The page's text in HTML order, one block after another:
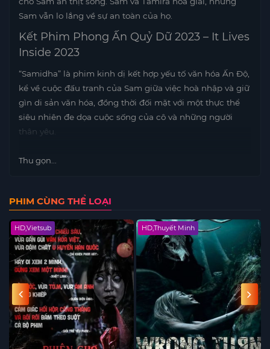
Sam vẫn lo lắng về sự an toàn của họ.
Kết Phim Phong Ấn Quỷ Dữ 2023 – It Lives
Inside 2023
“Samidha” là phim kinh dị kết hợp yếu tố văn hóa Ấn Độ,
kể về cuộc đấu tranh của Sam giữa việc hoà nhập và giữ
gìn di sản văn hóa, đồng thời đối mặt với một thực thể
siêu nhiên đe dọa cuộc sống của cô và những người
thân yêu.
Thu gọn...
PHIM CÙNG THỂ LOẠI
HD,Vietsub HD,Thuyết Minh